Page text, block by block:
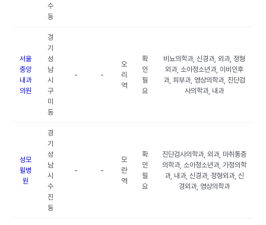
수
동
서울
중앙
내과
의원
경
기
성
남
시
구
미
동
- -
오
리
역
확
인
필
요
비뇨의학과, 신경과, 외과, 정형
외과, 소아청소년과, 이비인후
과, 피부과, 영상의학과, 진단검
사의학과, 내과
성모
윌병
원
경
기
성
남
시
수
진
동
- -
모
란
역
확
인
필
요
진단검사의학과, 외과, 마취통증
의학과, 소아청소년과, 가정의학
과, 내과, 신경과, 정형외과, 신
경외과, 영상의학과